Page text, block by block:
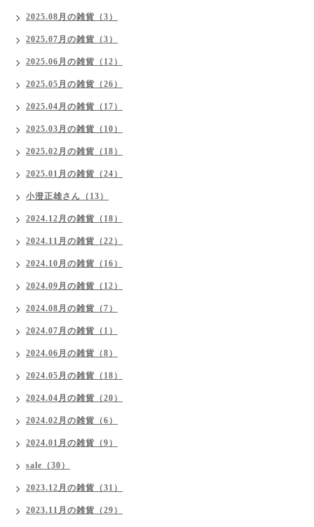
2025.08月の雑貨（3）
2025.07月の雑貨（3）
2025.06月の雑貨（12）
2025.05月の雑貨（26）
2025.04月の雑貨（17）
2025.03月の雑貨（10）
2025.02月の雑貨（18）
2025.01月の雑貨（24）
小澄正雄さん（13）
2024.12月の雑貨（18）
2024.11月の雑貨（22）
2024.10月の雑貨（16）
2024.09月の雑貨（12）
2024.08月の雑貨（7）
2024.07月の雑貨（1）
2024.06月の雑貨（8）
2024.05月の雑貨（18）
2024.04月の雑貨（20）
2024.02月の雑貨（6）
2024.01月の雑貨（9）
sale（30）
2023.12月の雑貨（31）
2023.11月の雑貨（29）